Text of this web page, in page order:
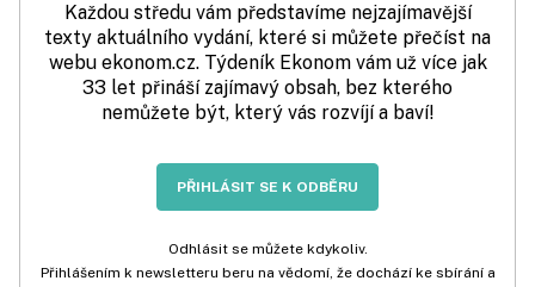
Každou středu vám představíme nejzajímavější
texty aktuálního vydání, které si můžete přečíst na
webu ekonom.cz. Týdeník Ekonom vám už více jak
33 let přináší zajímavý obsah, bez kterého
nemůžete být, který vás rozvíjí a baví!
PŘIHLÁSIT SE K ODBĚRU
Odhlásit se můžete kdykoliv.
Přihlášením k newsletteru beru na vědomí, že dochází ke sbírání a